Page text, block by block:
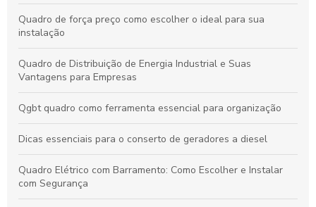
Quadro de força preço como escolher o ideal para sua
instalação
Quadro de Distribuição de Energia Industrial e Suas
Vantagens para Empresas
Qgbt quadro como ferramenta essencial para organização
Dicas essenciais para o conserto de geradores a diesel
Quadro Elétrico com Barramento: Como Escolher e Instalar
com Segurança